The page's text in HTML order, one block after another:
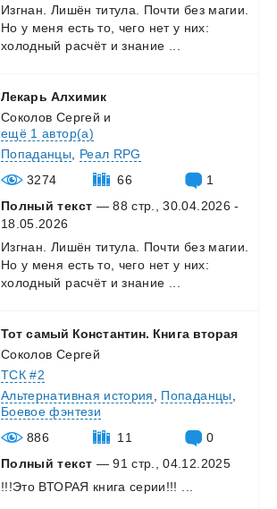
Изгнан.
Лишён титула. Почти без магии.
Но у меня есть то, чего нет у них:
холодный расчёт и знание
Лекарь Алхимик
Соколов Сергей и
ещё 1 автор(а)
Попаданцы
Реал RPG
3274
66
1
Полный текст — 88 стр., 30.04.2026 -
18.05.2026
Изгнан.
Лишён титула. Почти без магии.
Но у меня есть то, чего нет у них:
холодный расчёт и знание
Тот самый Константин. Книга вторая
Соколов Сергей
ТСК #2
Альтернативная история
Попаданцы
Боевое фэнтези
886
11
0
Полный текст — 91 стр., 04.12.2025
!!!Это ВТОРАЯ книга серии!!!